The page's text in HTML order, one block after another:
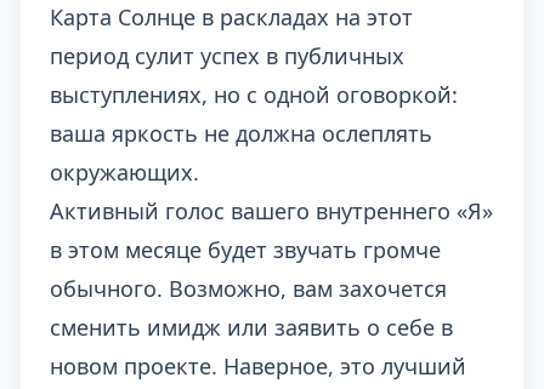
Карта Солнце в раскладах на этот
период сулит успех в публичных
выступлениях, но с одной оговоркой:
ваша яркость не должна ослеплять
окружающих.
Активный голос вашего внутреннего «Я»
в этом месяце будет звучать громче
обычного. Возможно, вам захочется
сменить имидж или заявить о себе в
новом проекте. Наверное, это лучший